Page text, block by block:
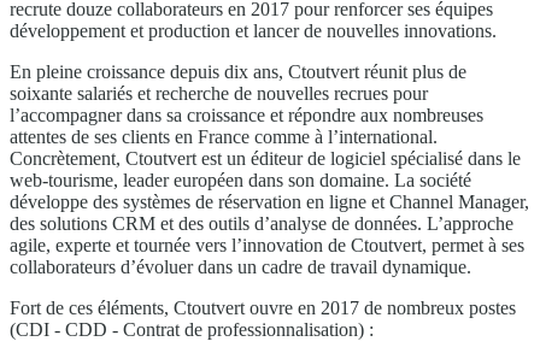
recrute douze collaborateurs en 2017 pour renforcer ses équipes
développement et production et lancer de nouvelles innovations.
En pleine croissance depuis dix ans, Ctoutvert réunit plus de
soixante salariés et recherche de nouvelles recrues pour
l’accompagner dans sa croissance et répondre aux nombreuses
attentes de ses clients en France comme à l’international.
Concrètement, Ctoutvert est un éditeur de logiciel spécialisé dans le
web-tourisme, leader européen dans son domaine. La société
développe des systèmes de réservation en ligne et Channel Manager,
des solutions CRM et des outils d’analyse de données. L’approche
agile, experte et tournée vers l’innovation de Ctoutvert, permet à ses
collaborateurs d’évoluer dans un cadre de travail dynamique.
Fort de ces éléments, Ctoutvert ouvre en 2017 de nombreux postes
(CDI - CDD - Contrat de professionnalisation) :